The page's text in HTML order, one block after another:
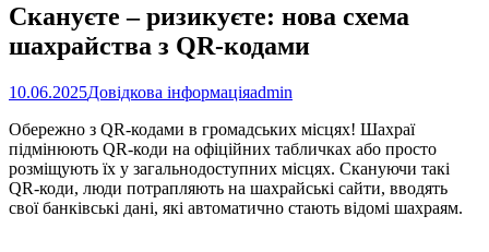
Скануєте – ризикуєте: нова схема
шахрайства з QR-кодами
10.06.2025Довідкова інформаціяadmin
Обережно з QR-кодами в громадських місцях! Шахраї
підмінюють QR-коди на офіційних табличках або просто
розміщують їх у загальнодоступних місцях. Скануючи такі
QR-коди, люди потрапляють на шахрайські сайти, вводять
свої банківські дані, які автоматично стають відомі шахраям.